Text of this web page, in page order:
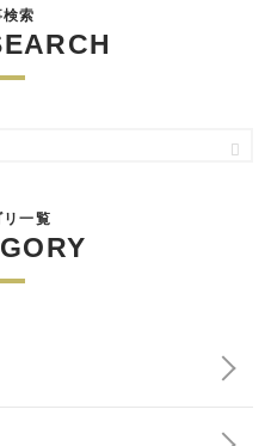
索
リ一覧